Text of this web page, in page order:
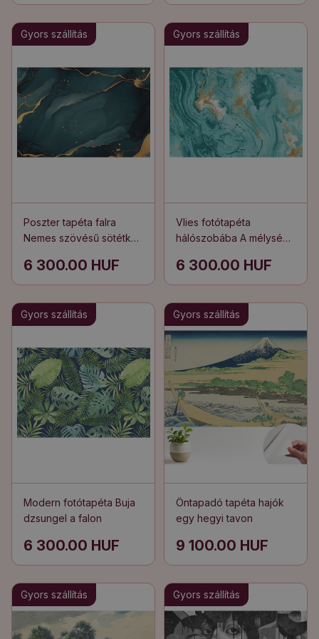
Gyors szállítás
Poszter tapéta falra
Nemes szövésű sötétkék
6 300.00 HUF
Gyors szállítás
Vlies fotótapéta
hálószobába A mélység
6 300.00 HUF
Gyors szállítás
Modern fotótapéta Buja
dzsungel a falon
6 300.00 HUF
Gyors szállítás
Öntapadó tapéta hajók
egy hegyi tavon
9 100.00 HUF
Gyors szállítás Gyors szállítás